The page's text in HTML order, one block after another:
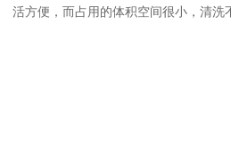
活方便，而占用的体积空间很小，清洗